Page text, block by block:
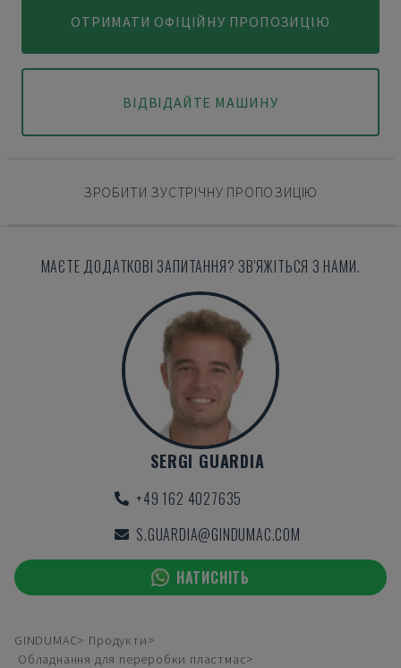
ОТРИМАТИ ОФІЦІЙНУ ПРОПОЗИЦІЮ
ВІДВІДАЙТЕ МАШИНУ
ЗРОБИТИ ЗУСТРІЧНУ ПРОПОЗИЦІЮ
МАЄТЕ ДОДАТКОВІ ЗАПИТАННЯ? ЗВ'ЯЖІТЬСЯ З НАМИ.
SERGI GUARDIA
+49 162 4027635
S.GUARDIA@GINDUMAC.COM
НАТИСНІТЬ
GINDUMAC
Продукти
Обладнання для переробки пластмас